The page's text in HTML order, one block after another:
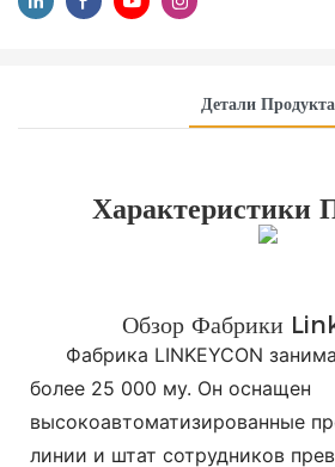
Детали Продукта
Характеристики
Обзор Фабрики
Фабрика LINKEYCON
более 25 000 му. Он оснащен
высокоавтоматизированные
линии и штат сотрудников